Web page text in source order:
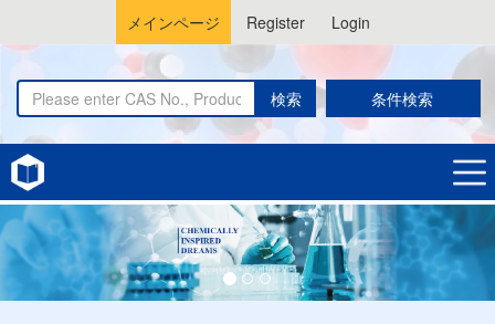
メインページ Register Login
検索 条件検索